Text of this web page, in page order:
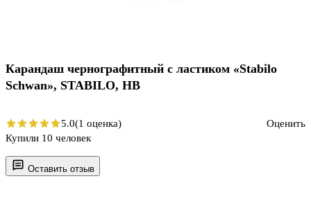
Оставить отзыв
Карандаш чернографитный с ластиком «Stabilo
Schwan», STABILO, HB
5.0(1 оценка)
Оценить
Купили 10 человек